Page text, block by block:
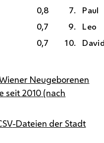
0,8 7.
Paul
0,7 9.
Leo
0,7 10.
Neugeborenen
seit 2010 (nach
-Dateien der Stadt